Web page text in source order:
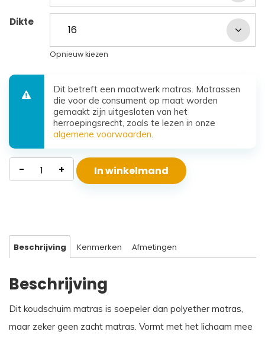
Dikte
Opnieuw kiezen
Dit betreft een maatwerk matras. Matrassen
die voor de consument op maat worden
gemaakt zijn uitgesloten van het
herroepingsrecht, zoals te lezen in onze
algemene voorwaarden.
Matras
- + In winkelmand
Beschrijving Kenmerken Afmetingen
Beschrijving
Dit koudschuim matras is soepeler dan polyether matras,
maar zeker geen zacht matras. Vormt met het lichaam mee